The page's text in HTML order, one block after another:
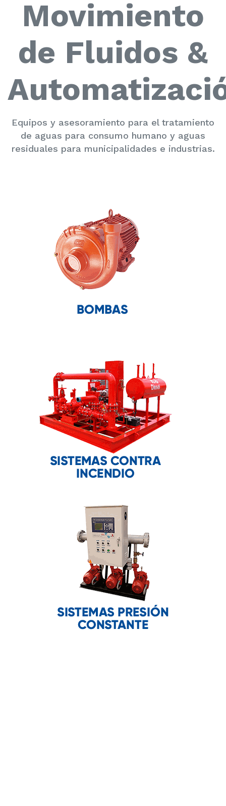
Movimiento
de Fluidos &
Equipos y asesoramiento para el tratamiento
de aguas para consumo humano y aguas
residuales para municipalidades e industrias.